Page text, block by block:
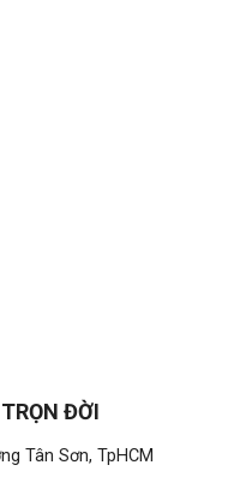
ĐỜI
Tân Sơn, TpHCM